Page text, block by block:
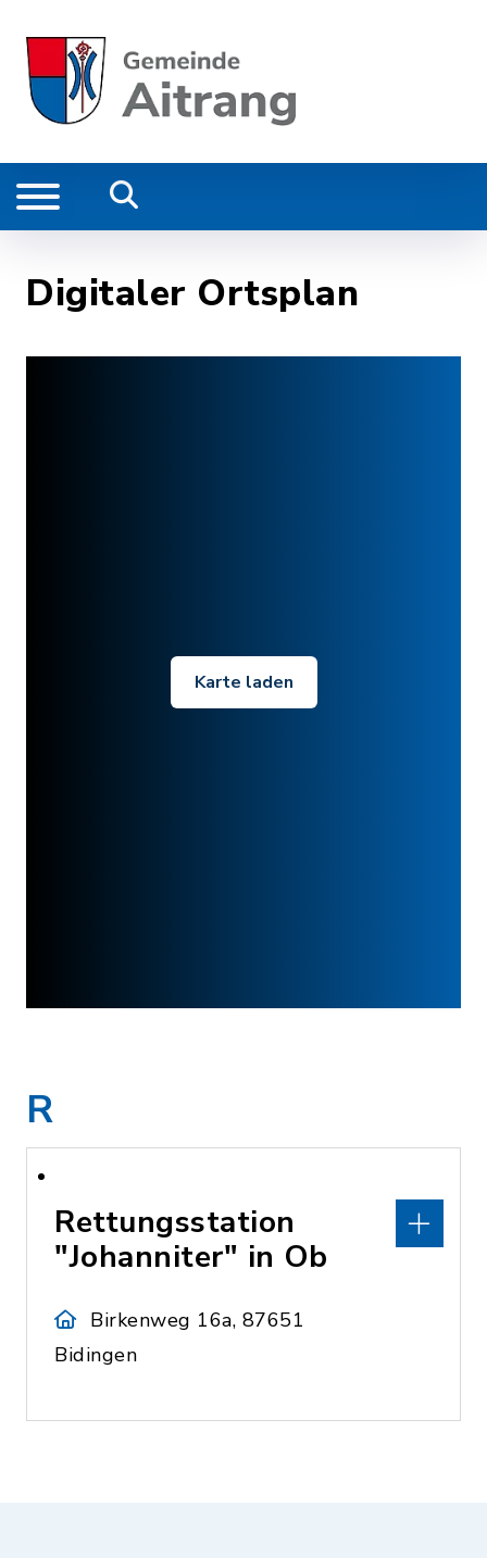
Digitaler Ortsplan
Karte laden
R
Rettungsstation
"Johanniter" in Ob
Birkenweg 16a, 87651
Bidingen